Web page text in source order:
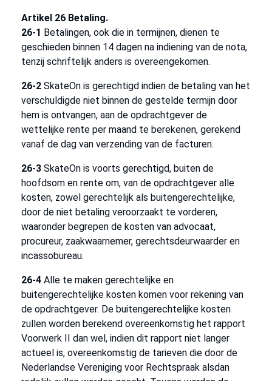
Artikel 26 Betaling.
26-1 Betalingen, ook die in termijnen, dienen te
geschieden binnen 14 dagen na indiening van de nota,
tenzij schriftelijk anders is overeengekomen.
26-2 SkateOn is gerechtigd indien de betaling van het
verschuldigde niet binnen de gestelde termijn door
hem is ontvangen, aan de opdrachtgever de
wettelijke rente per maand te berekenen, gerekend
vanaf de dag van verzending van de facturen.
26-3 SkateOn is voorts gerechtigd, buiten de
hoofdsom en rente om, van de opdrachtgever alle
kosten, zowel gerechtelijk als buitengerechtelijke,
door de niet betaling veroorzaakt te vorderen,
waaronder begrepen de kosten van advocaat,
procureur, zaakwaarnemer, gerechtsdeurwaarder en
incassobureau.
26-4 Alle te maken gerechtelijke en
buitengerechtelijke kosten komen voor rekening van
de opdrachtgever. De buitengerechtelijke kosten
zullen worden berekend overeenkomstig het rapport
Voorwerk II dan wel, indien dit rapport niet langer
actueel is, overeenkomstig de tarieven die door de
Nederlandse Vereniging voor Rechtspraak alsdan